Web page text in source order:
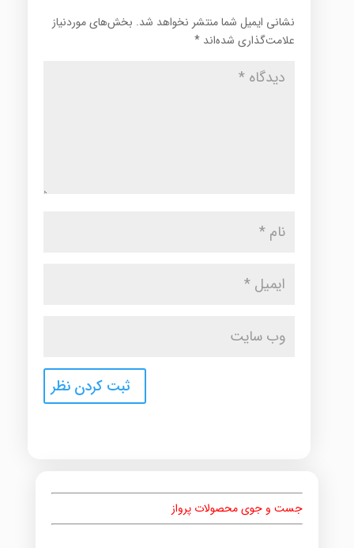
نشانی ایمیل شما منتشر نخواهد شد. بخش‌های موردنیاز
علامت‌گذاری شده‌اند *
جست و جوی محصولات پرواز